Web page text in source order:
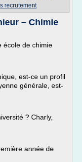
recrutement
– Chimie
école de chimie
est-ce un profil
générale, est-
? Charly,
année de